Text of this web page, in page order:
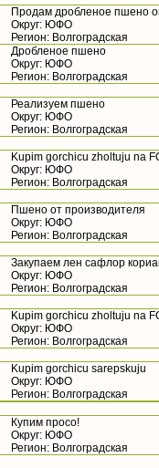
Продам дробленое пшено
Округ: ЮФО
Регион: Волгоградская
Дробленое пшено
Округ: ЮФО
Регион: Волгоградская
Реализуем пшено
Округ: ЮФО
Регион: Волгоградская
Kupim gorchicu zholtuju na
Округ: ЮФО
Регион: Волгоградская
Пшено от производителя
Округ: ЮФО
Регион: Волгоградская
Закупаем лен сафлор
Округ: ЮФО
Регион: Волгоградская
Kupim gorchicu zholtuju na
Округ: ЮФО
Регион: Волгоградская
Kupim gorchicu sarepskuju
Округ: ЮФО
Регион: Волгоградская
Купим просо!
Округ: ЮФО
Регион: Волгоградская